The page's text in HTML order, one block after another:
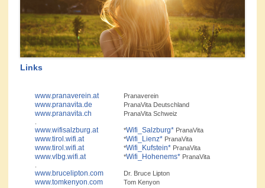
Links
www.pranaverein.at Pranaverein
www.pranavita.de PranaVita Deutschland
www.pranavita.ch
PranaVita Schweiz
www.wifisalzburg.at *Wifi_Salzburg* PranaVita
www.tirol.wifi.at *Wifi_Lienz* PranaVita
www.tirol.wifi.at *Wifi_Kufstein* PranaVita
www.vlbg.wifi.at *Wifi_Hohenems* PranaVita
www.brucelipton.com Dr. Bruce Lipton
www.tomkenyon.com
Tom Kenyon